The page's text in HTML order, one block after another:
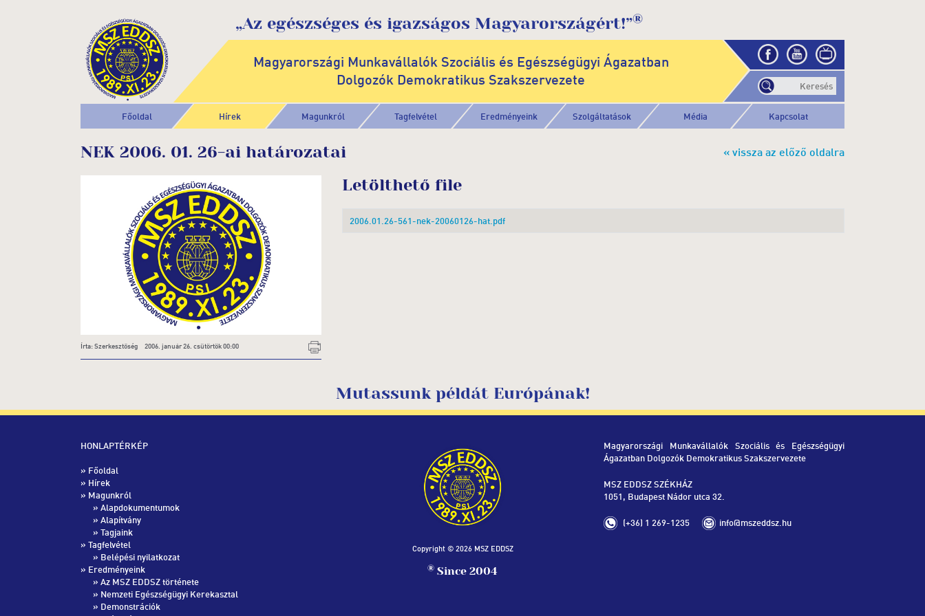
„Az egészséges és igazságos Magyarországért!”®
Magyarországi Munkavállalók Szociális és Egészségügyi Ágazatban
Dolgozók Demokratikus Szakszervezete
Főoldal Hírek Magunkról Tagfelvétel Eredményeink Szolgáltatások Média Kapcsolat
« vissza az előző oldalra
NEK 2006. 01. 26-ai határozatai
Írta: Szerkesztőség 2006. január 26. csütörtök 00:00
Letölthető file
2006.01.26-561-nek-20060126-hat.pdf
Mutassunk példát Európának!
HONLAPTÉRKÉP
» Főoldal
» Hírek
» Magunkról
» Alapdokumentumok
» Alapítvány
» Tagjaink
» Tagfelvétel
» Belépési nyilatkozat
» Eredményeink
» Az MSZ EDDSZ története
» Nemzeti Egészségügyi Kerekasztal
» Demonstrációk
Copyright © 2026 MSZ EDDSZ
® Since 2004
Magyarországi Munkavállalók Szociális és Egészségügyi
Ágazatban Dolgozók Demokratikus Szakszervezete
MSZ EDDSZ SZÉKHÁZ
1051, Budapest Nádor utca 32.
(+36) 1 269-1235 info@mszeddsz.hu